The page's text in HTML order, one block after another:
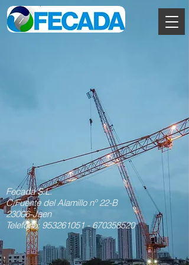
Fecada S.L.
C/Fuente del Alamillo nº 22-B
23006-Jaen
Telefono: 953261051-670358520